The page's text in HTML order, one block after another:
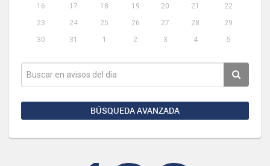
16
17 18 19 20 21
22
23
24 25 26 27 28
29
30
31 1 2 3 4 5
BÚSQUEDA AVANZADA